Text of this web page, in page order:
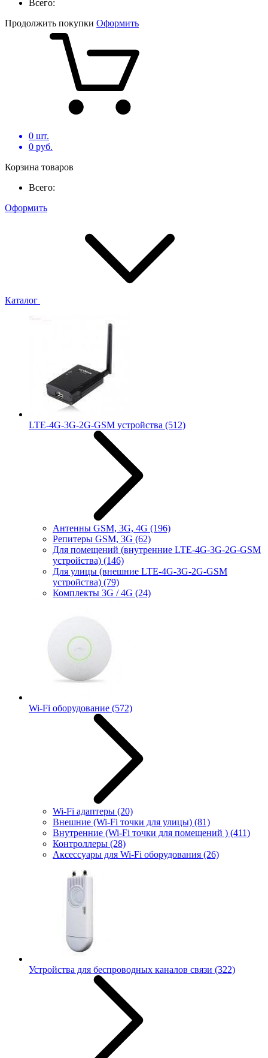
Всего:
Продолжить покупки Оформить
0 шт.
0 руб.
Корзина товаров
Всего:
Оформить
Каталог
LTE-4G-3G-2G-GSM устройства (512)
Антенны GSM, 3G, 4G (196)
Репитеры GSM, 3G (62)
Для помещений (внутренние LTE-4G-3G-2G-GSM
устройства) (146)
Для улицы (внешние LTE-4G-3G-2G-GSM
устройства) (79)
Комплекты 3G / 4G (24)
Wi-Fi оборудование (572)
Wi-Fi адаптеры (20)
Внешние (Wi-Fi точки для улицы) (81)
Внутренние (Wi-Fi точки для помещений ) (411)
Контроллеры (28)
Аксессуары для Wi-Fi оборудования (26)
Устройства для беспроводных каналов связи (322)